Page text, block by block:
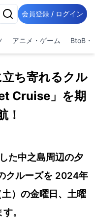
会員登録 / ログイン
アニメ・ゲーム BtoB・
ち寄れるクル
Cruise」を期
！
た中之島周辺の夕
クルーズを 2024年
）の金曜日、土曜
。